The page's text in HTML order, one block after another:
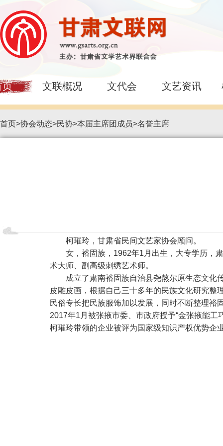
页 文联概况 文代会 文艺资讯
首页>协会动态>民协>本届主席团成员>名誉主席
柯璀玲，甘肃省民间文艺家协会顾问。
女，裕固族，1962年1月出生，大专学历，
术大师、副高级刺绣艺术师。
成立了肃南裕固族自治县尧熬尔原生态文化
皮雕皮画，根据自己三十多年的民族文化研究
民俗专长把民族服饰加以发展，同时不断整理裕
2017年1月被张掖市委、市政府授予“金张掖能
柯璀玲带领的企业被评为国家级知识产权优势企